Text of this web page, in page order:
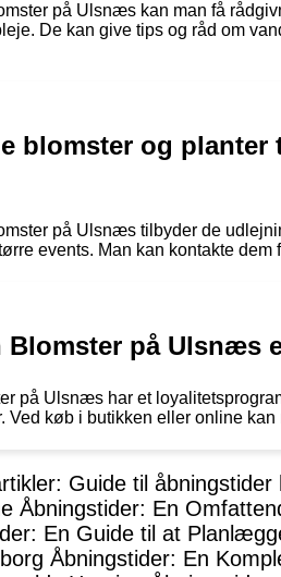
på Ulsnæs kan man få
De kan give tips og råd om
blomster og
på Ulsnæs tilbyder de
events. Man kan kontakte
Blomster på Ulsnæs
på Ulsnæs har et
Ved køb i butikken eller online
Guide til åbningstider
Åbningstider: En
En Guide til at
Åbningstider: En